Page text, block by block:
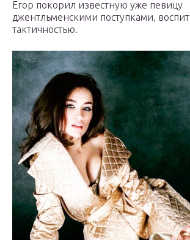
Егор покорил известную уже певицу
джентльменскими поступками,
тактичностью.